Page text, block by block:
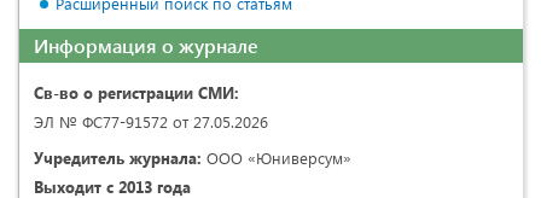
Информация о журнале
Св-во о регистрации СМИ:
ЭЛ № ФС77-91572 от 27.05.2026
Учредитель журнала: ООО «Юниверсум»
Выходит с 2013 года